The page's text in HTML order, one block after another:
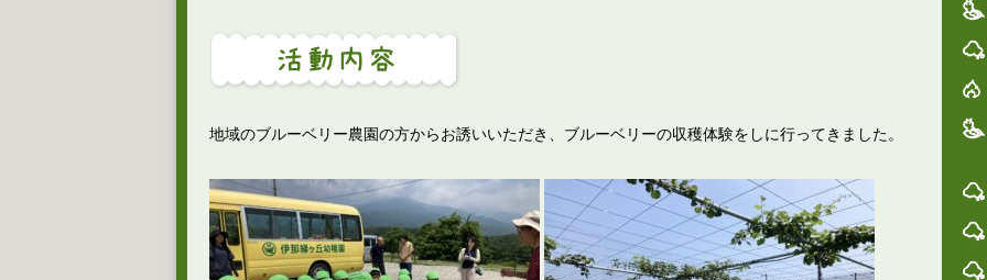
地域のブルーベリー農園の方からお誘いいただき、ブルーベリーの収穫体験をしに行ってきました。